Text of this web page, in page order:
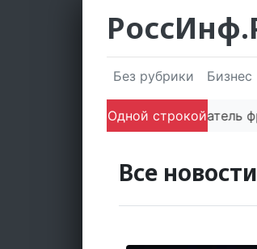
Без рубрики Бизнес
Одной строкой
Сооснователь
Все новости